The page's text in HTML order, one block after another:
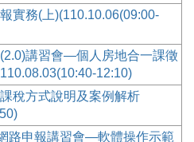
實務(上)(110.10.06(09:00-
講習會—個人房地合一課徵
12:10)
稅方式說明及案例解析
路申報講習會—軟體操作示範